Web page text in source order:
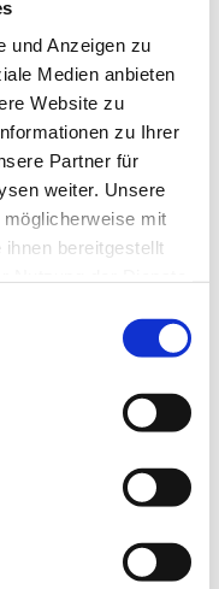
und Anzeigen zu
Medien anbieten
Website zu
zu Ihrer
Partner für
weiter. Unsere
mit
bereitgestellt
Vorgaben, des
einen
mit